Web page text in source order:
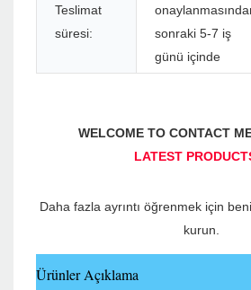
Teslimat
süresi:
sonraki 5-7 iş
günü içinde
Daha fazla ayrıntı öğrenmek için
Ürünler Açıklama